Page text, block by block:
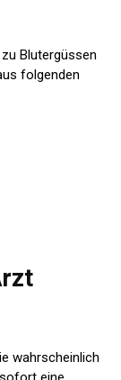
Blutergüssen
folgenden
wahrscheinlich